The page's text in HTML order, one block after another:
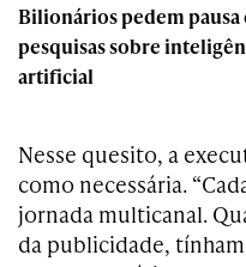
Bilionários pedem pausa
pesquisas sobre
artificial
Nesse quesito, a
como necessária.
jornada multicanal.
da publicidade,